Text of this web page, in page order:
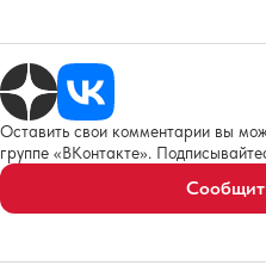
Оставить свои комментарии вы
группе «ВКонтакте».